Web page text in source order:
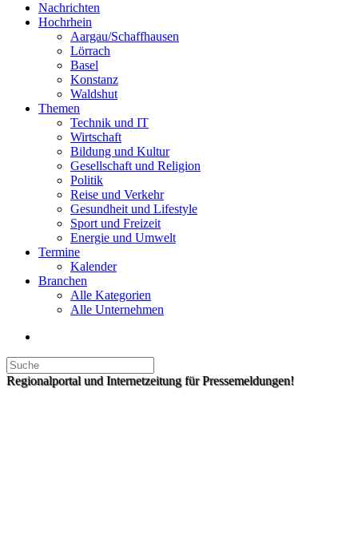
Nachrichten
Hochrhein
Aargau/Schaffhausen
Lörrach
Basel
Konstanz
Waldshut
Themen
Technik und IT
Wirtschaft
Bildung und Kultur
Gesellschaft und Religion
Politik
Reise und Verkehr
Gesundheit und Lifestyle
Sport und Freizeit
Energie und Umwelt
Termine
Kalender
Branchen
Alle Kategorien
Alle Unternehmen
Regionalportal und Internetzeitung für Pressemeldungen!